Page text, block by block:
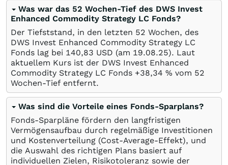
Was war das 52 Wochen-Tief des DWS Invest
Enhanced Commodity Strategy LC Fonds?
Der Tiefststand, in den letzten 52 Wochen, des
DWS Invest Enhanced Commodity Strategy LC
Fonds lag bei 140,83 USD (am 19.08.25). Laut
aktuellem Kurs ist der DWS Invest Enhanced
Commodity Strategy LC Fonds +38,34 % vom 52
Wochen-Tief entfernt.
Was sind die Vorteile eines Fonds-Sparplans?
Fonds-Sparpläne fördern den langfristigen
Vermögensaufbau durch regelmäßige Investitionen
und Kostenverteilung (Cost-Average-Effekt), und
die Auswahl des richtigen Plans basiert auf
individuellen Zielen, Risikotoleranz sowie der